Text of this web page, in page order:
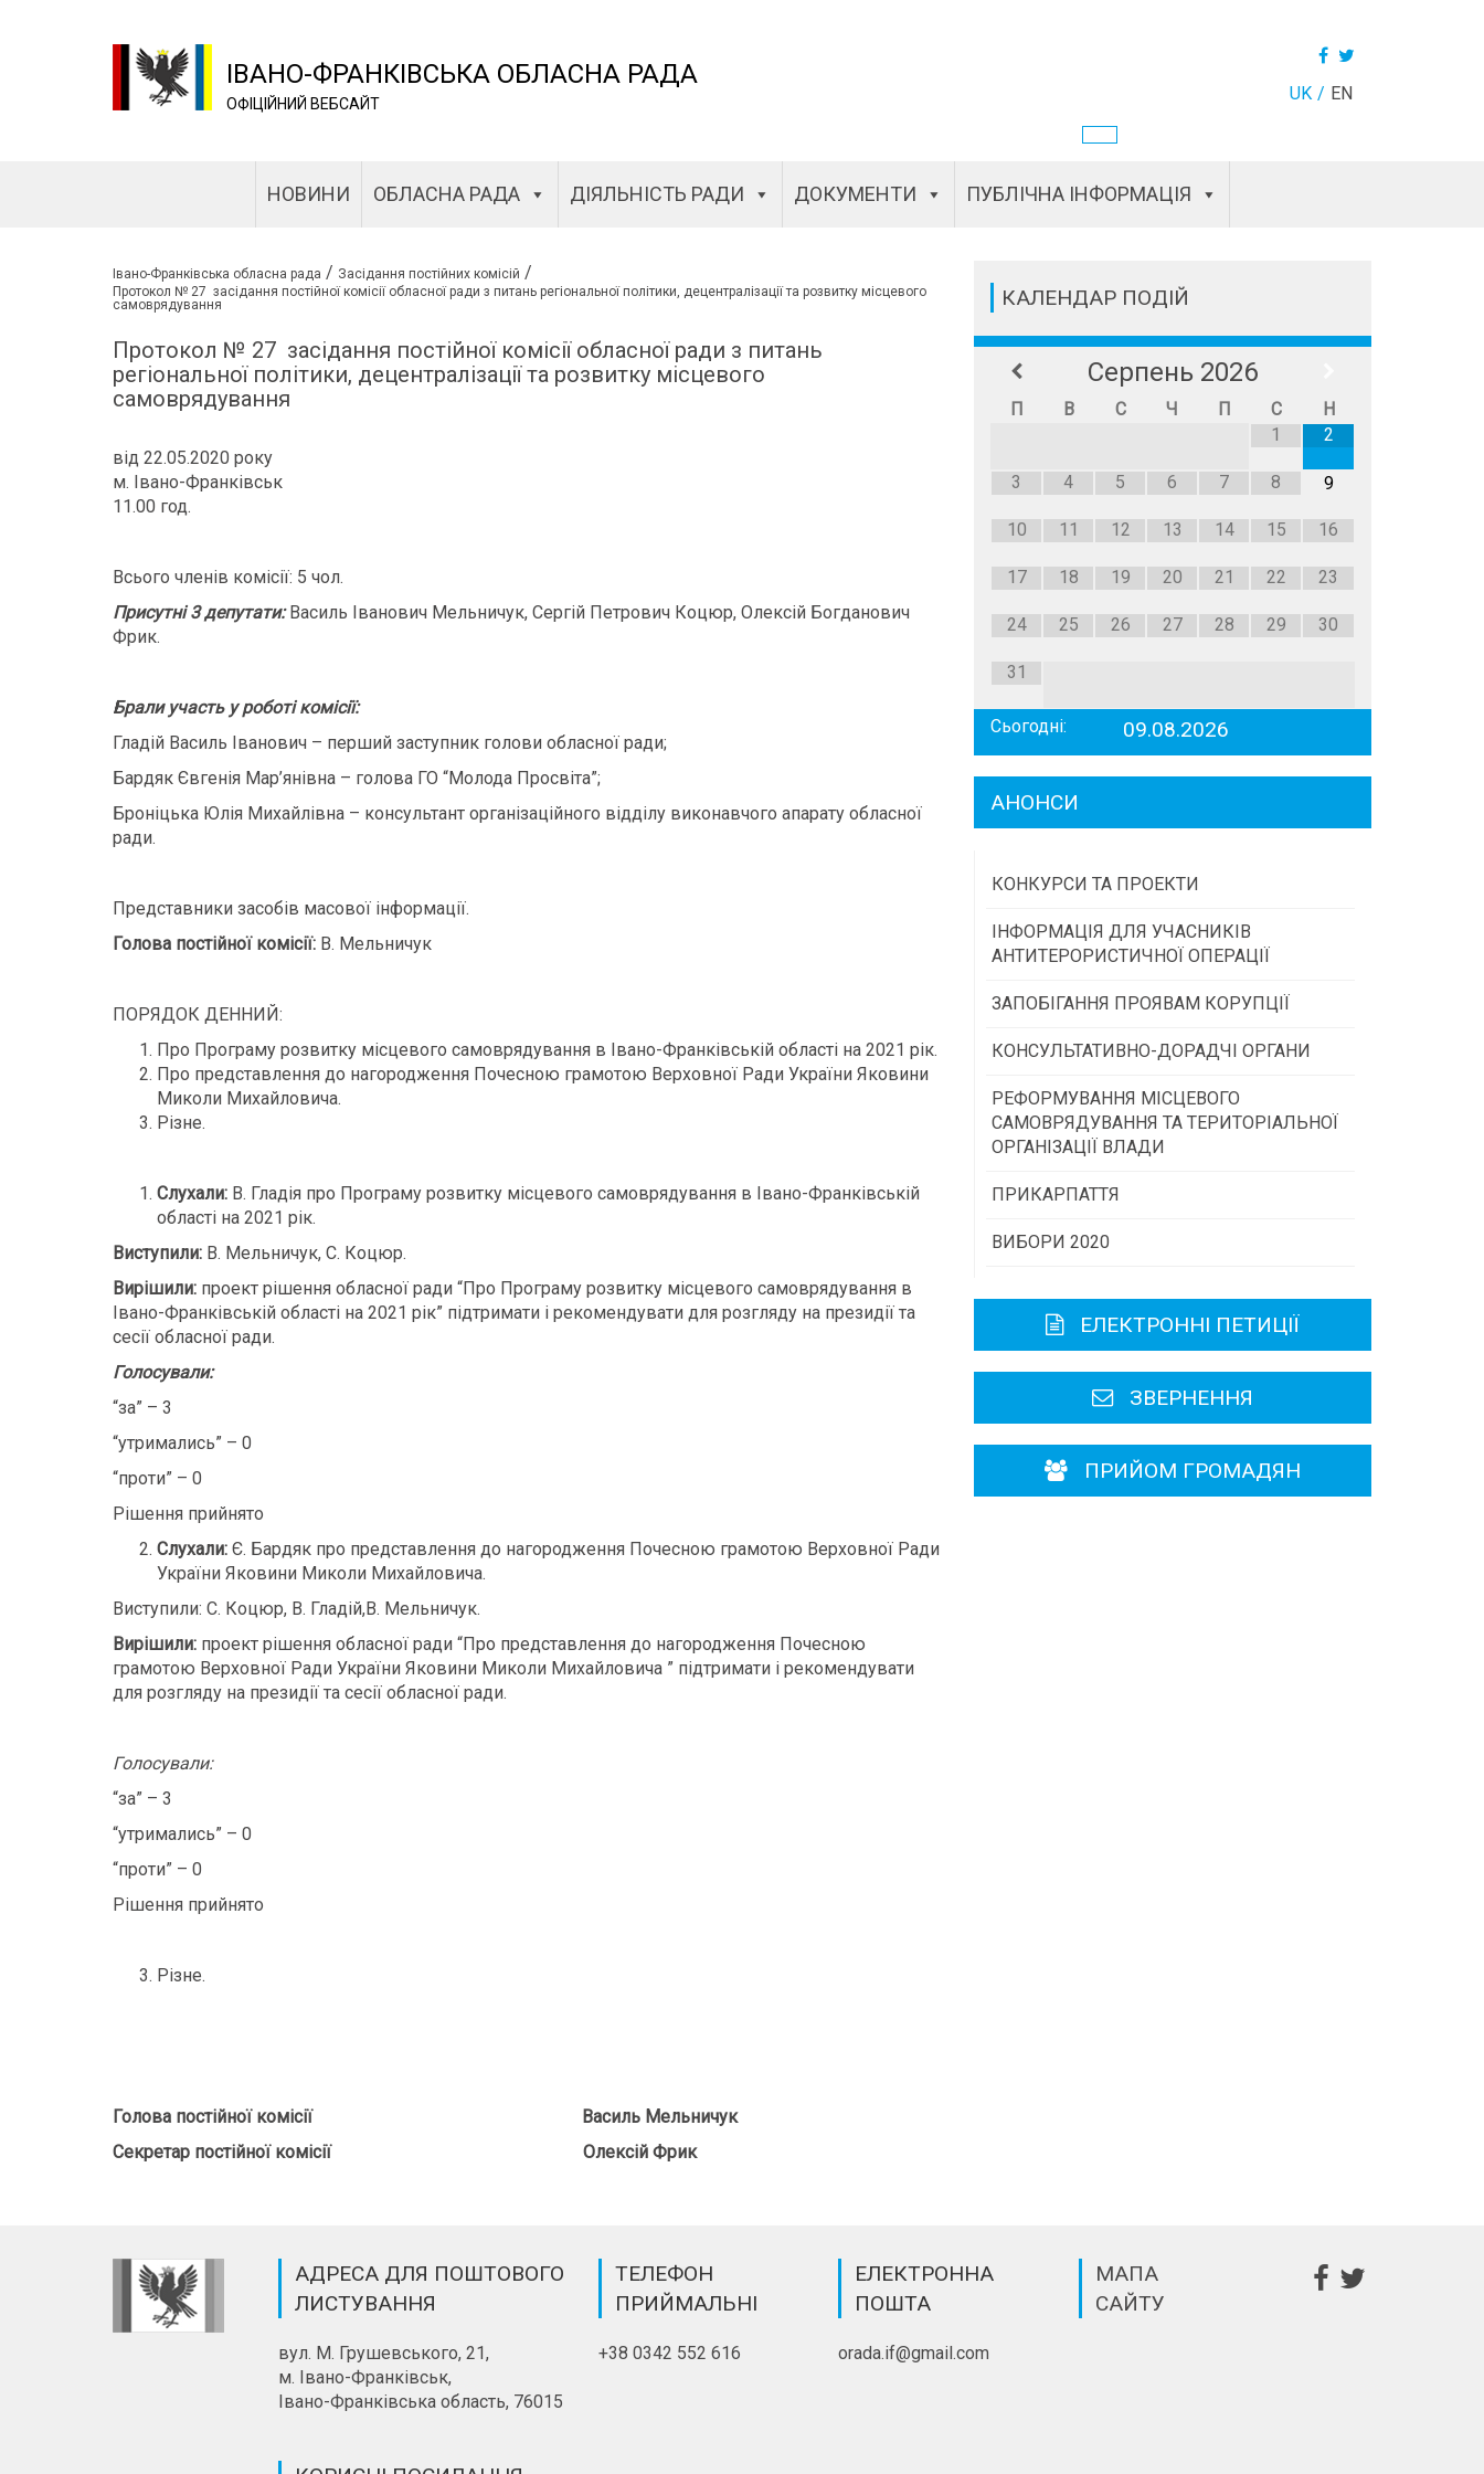
ІВАНО-ФРАНКІВСЬКА ОБЛАСНА РАДА
ОФІЦІЙНИЙ ВЕБСАЙТ UK EN
НОВИНИ ОБЛАСНА РАДА ДІЯЛЬНІСТЬ РАДИ ДОКУМЕНТИ ПУБЛІЧНА ІНФОРМАЦІЯ
Івано-Франківська обласна рада / Засідання постійних комісій /
Протокол № 27 засідання постійної комісії обласної ради з питань регіональної політики, децентралізації та розвитку місцевого
самоврядування
Протокол № 27 засідання постійної комісії обласної ради з питань
регіональної політики, децентралізації та розвитку місцевого
самоврядування
від 22.05.2020 року
м. Івано-Франківськ
11.00 год.
Всього членів комісії: 5 чол.
Присутні 3 депутати:Василь Іванович Мельничук, Сергій Петрович Коцюр, Олексій Богданович
Фрик.
Брали участь у роботі комісії:
Гладій Василь Іванович – перший заступник голови обласної ради;
Бардяк Євгенія Мар’янівна – голова ГО “Молода Просвіта”;
Броніцька Юлія Михайлівна – консультант організаційного відділу виконавчого апарату обласної
ради.
Представники засобів масової інформації.
Голова постійної комісії: В. Мельничук
ПОРЯДОК ДЕННИЙ:
Про Програму розвитку місцевого самоврядування в Івано-Франківській області на 2021 рік.
Про представлення до нагородження Почесною грамотою Верховної Ради України Яковини
Миколи Михайловича.
Різне.
Слухали: В. Гладія про Програму розвитку місцевого самоврядування в Івано-Франківській
області на 2021 рік.
Виступили: В. Мельничук, С. Коцюр.
Вирішили: проект рішення обласної ради “Про Програму розвитку місцевого самоврядування в
Івано-Франківській області на 2021 рік” підтримати і рекомендувати для розгляду на президії та
сесії обласної ради.
Голосували:
“за” – 3
“утримались” – 0
“проти” – 0
Рішення прийнято
Слухали: Є. Бардяк про представлення до нагородження Почесною грамотою Верховної Ради
України Яковини Миколи Михайловича.
Виступили: С. Коцюр, В. Гладій,В. Мельничук.
Вирішили: проект рішення обласної ради “Про представлення до нагородження Почесною
грамотою Верховної Ради України Яковини Миколи Михайловича ” підтримати і рекомендувати
для розгляду на президії та сесії обласної ради.
Голосували:
“за” – 3
“утримались” – 0
“проти” – 0
Рішення прийнято
Різне.
Голова постійної комісії Василь Мельничук
Секретар постійної комісії Олексій Фрик
КАЛЕНДАР ПОДІЙ
Серпень 2026
П В С Ч П С
Н
1
2
3 4 5 6 7 8 9
10 11 12 13 14 15 16
17 18 19 20 21 22 23
24 25 26 27 28 29 30
31
Сьогодні: 09.08.2026
АНОНСИ
КОНКУРСИ ТА ПРОЕКТИ
Конкурс проектів та програм місцевого
самоврядування
суспільства
Програми/конкурси МТД
ІНФОРМАЦІЯ ДЛЯ УЧАСНИКІВ
АНТИТЕРОРИСТИЧНОЇ ОПЕРАЦІЇ
ЗАПОБІГАННЯ ПРОЯВАМ КОРУПЦІЇ
КОНСУЛЬТАТИВНО-ДОРАДЧІ ОРГАНИ
Консультативна рада
РЕФОРМУВАННЯ МІСЦЕВОГО
САМОВРЯДУВАННЯ ТА ТЕРИТОРІАЛЬНОЇ
ОРГАНІЗАЦІЇ ВЛАДИ
ПРИКАРПАТТЯ
Історична довідка
Карта області
Районні, міські ради
ВИБОРИ 2020
ЕЛЕКТРОННІ ПЕТИЦІЇ
ЗВЕРНЕННЯ
ПРИЙОМ ГРОМАДЯН
АДРЕСА ДЛЯ ПОШТОВОГО
ЛИСТУВАННЯ
вул. М. Грушевського, 21,
м. Івано-Франківськ,
Івано-Франківська область, 76015
ТЕЛЕФОН
ПРИЙМАЛЬНІ
+38 0342 552 616
ЕЛЕКТРОННА
ПОШТА
orada.if@gmail.com
МАПА
САЙТУ